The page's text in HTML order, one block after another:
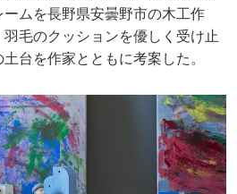
ムを長野県安曇野市の木工作
毛のクッションを優しく受け止
台を作家とともに考案した。